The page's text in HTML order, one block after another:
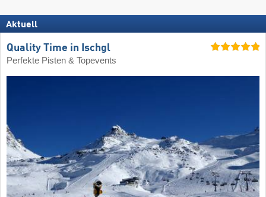
Aktuell
Quality Time in Ischgl
Perfekte Pisten & Topevents